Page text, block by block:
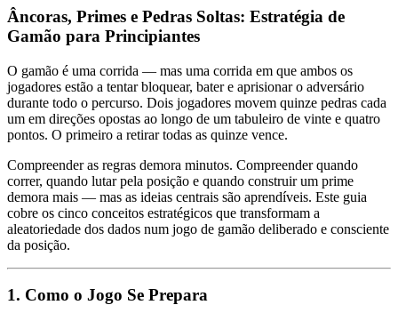
Âncoras, Primes e Pedras Soltas: Estratégia de
Gamão para Principiantes
O gamão é uma corrida — mas uma corrida em que ambos os
jogadores estão a tentar bloquear, bater e aprisionar o adversário
durante todo o percurso. Dois jogadores movem quinze pedras cada
um em direções opostas ao longo de um tabuleiro de vinte e quatro
pontos. O primeiro a retirar todas as quinze vence.
Compreender as regras demora minutos. Compreender quando
correr, quando lutar pela posição e quando construir um prime
demora mais — mas as ideias centrais são aprendíveis. Este guia
cobre os cinco conceitos estratégicos que transformam a
aleatoriedade dos dados num jogo de gamão deliberado e consciente
da posição.
1. Como o Jogo Se Prepara